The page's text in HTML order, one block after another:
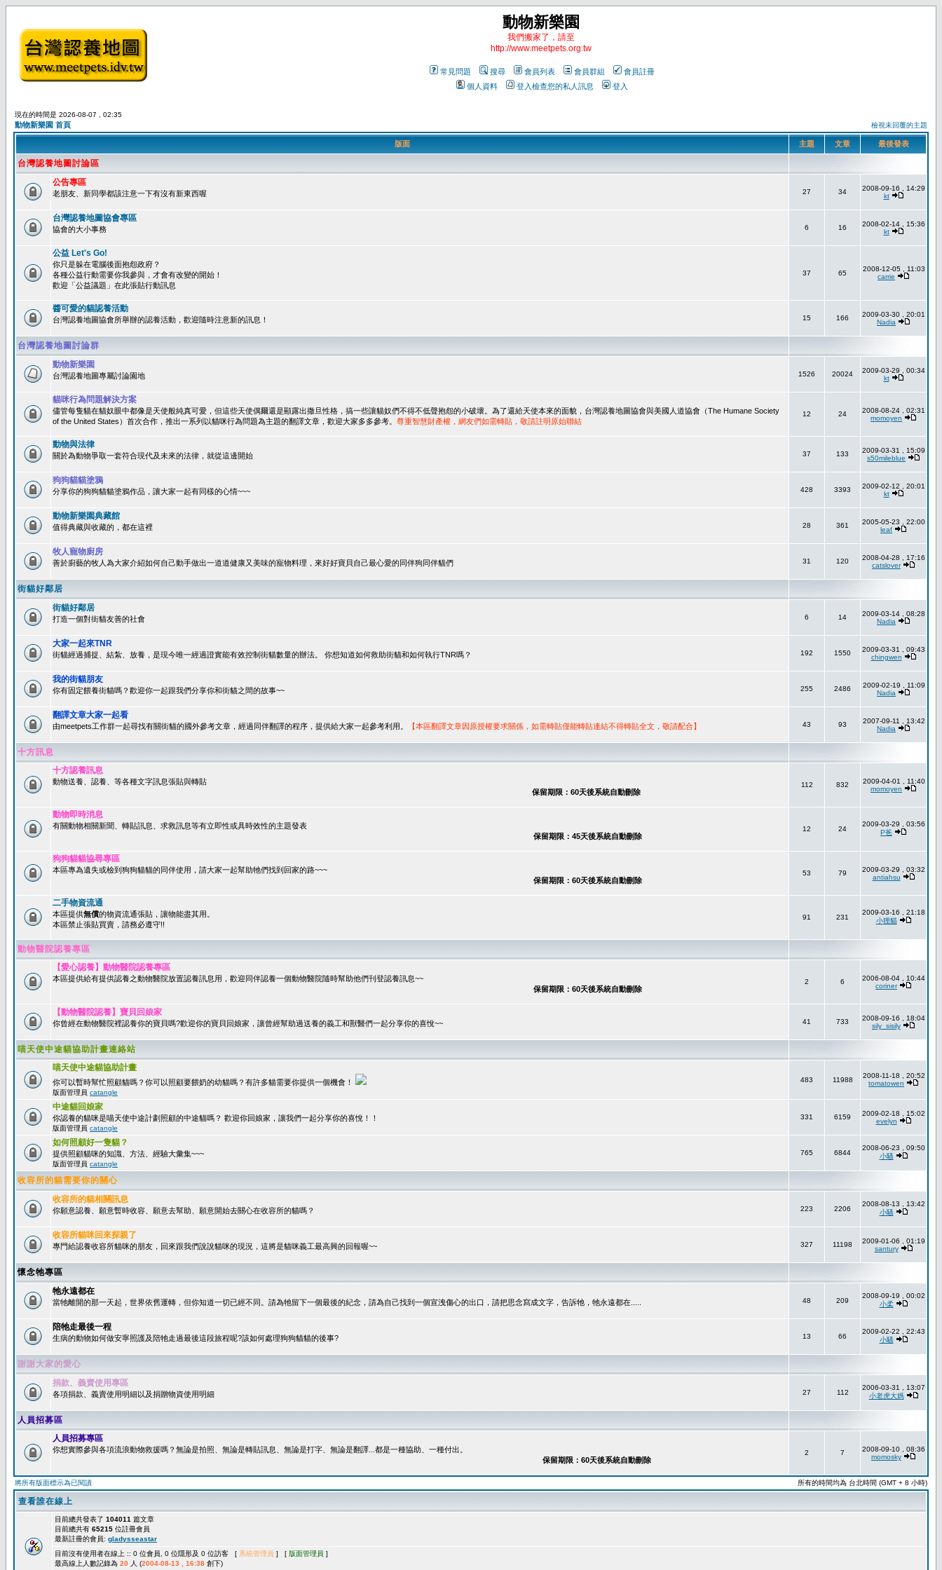
動物新樂園
我們搬家了，請至
http://www.meetpets.org.tw
常見問題 搜尋 會員列表 會員群組
會員註冊
個人資料
登入檢查您的私人訊息 登入
現在的時間是 2026-08-07 , 02:35
動物新樂園 首頁 檢視未回覆的主題
版面 主題 文章 最後發表
台灣認養地圖討論區
公告專區
老朋友、新同學都該注意一下有沒有新東西喔 27 34
2008-09-16 , 14:29
kt
台灣認養地圖協會專區
協會的大小事務 6 16
2008-02-14 , 15:36
kt
公益 Let's Go!
你只是躲在電腦後面抱怨政府？
各種公益行動需要你我參與，才會有改變的開始！
歡迎「公益議題」在此張貼行動訊息
37 65
2008-12-05 , 11:03
carrie
醬可愛的貓認養活動
台灣認養地圖協會所舉辦的認養活動，歡迎隨時注意新的訊息！ 15 166
2009-03-30 , 20:01
Nadia
台灣認養地圖討論群
動物新樂園
台灣認養地圖專屬討論園地 1526 20024
2009-03-29 , 00:34
kt
貓咪行為問題解決方案
儘管每隻貓在貓奴眼中都像是天使般純真可愛，但這些天使偶爾還是顯露出撒旦性格，搞一些讓貓奴們不得不低聲抱怨的小破壞。為了還給天使本來的面貌，台灣認養地圖協會與美國人道協會（The Humane Society
of the United States）首次合作，推出一系列以貓咪行為問題為主題的翻譯文章，歡迎大家多多參考。 尊重智慧財產權，網友們如需轉貼，敬請註明原始聯結
12 24
2008-08-24 , 02:31
momoyen
動物與法律
關於為動物爭取一套符合現代及未來的法律，就從這邊開始 37 133
2009-03-31 , 15:09
s50mileblue
狗狗貓貓塗鴉
分享你的狗狗貓貓塗鴉作品，讓大家一起有同樣的心情~~~ 428 3393
2009-02-12 , 20:01
kt
動物新樂園典藏館
值得典藏與收藏的，都在這裡 28 361
2005-05-23 , 22:00
leaf
牧人寵物廚房
善於廚藝的牧人為大家介紹如何自己動手做出一道道健康又美味的寵物料理，來好好寶貝自己最心愛的同伴狗同伴貓們 31 120
2008-04-28 , 17:16
catslover
街貓好鄰居
街貓好鄰居
打造一個對街貓友善的社會 6 14
2009-03-14 , 08:28
Nadia
大家一起來TNR
街貓經過捕捉、結紮、放養，是現今唯一經過證實能有效控制街貓數量的辦法。 你想知道如何救助街貓和如何執行TNR嗎？ 192 1550
2009-03-31 , 09:43
chingwen
我的街貓朋友
你有固定餵養街貓嗎？歡迎你一起跟我們分享你和街貓之間的故事~~ 255 2486
2009-02-19 , 11:09
Nadia
翻譯文章大家一起看
由meetpets工作群一起尋找有關街貓的國外參考文章，經過同伴翻譯的程序，提供給大家一起參考利用。 【本區翻譯文章因原授權要求關係，如需轉貼僅能轉貼連結不得轉貼全文，敬請配合】 43 93
2007-09-11 , 13:42
Nadia
十方訊息
十方認養訊息
動物送養、認養、等各種文字訊息張貼與轉貼
保留期限：60天後系統自動刪除
112 832
2009-04-01 , 11:40
momoyen
動物即時消息
有關動物相關新聞、轉貼訊息、求救訊息等有立即性或具時效性的主題發表
保留期限：45天後系統自動刪除
12 24
2009-03-29 , 03:56
P爸
狗狗貓貓協尋專區
本區專為遺失或檢到狗狗貓貓的同伴使用，請大家一起幫助牠們找到回家的路~~~
保留期限：60天後系統自動刪除
53 79
2009-03-29 , 03:32
antiahsu
二手物資流通
本區提供無償的物資流通張貼，讓物能盡其用。
本區禁止張貼買賣，請務必遵守!!
91 231
2009-03-16 , 21:18
小狸貓
動物醫院認養專區
【愛心認養】動物醫院認養專區
本區提供給有提供認養之動物醫院放置認養訊息用，歡迎同伴認養一個動物醫院隨時幫助他們刊登認養訊息~~
保留期限：60天後系統自動刪除
2 6
2006-08-04 , 10:44
coriner
【動物醫院認養】寶貝回娘家
你曾經在動物醫院裡認養你的寶貝嗎?歡迎你的寶貝回娘家，讓曾經幫助過送養的義工和獸醫們一起分享你的喜悅~~ 41 733
2008-09-16 , 18:04
sily_sisily
喵天使中途貓協助計畫連絡站
喵天使中途貓協助計畫
你可以暫時幫忙照顧貓嗎？你可以照顧要餵奶的幼貓嗎？有許多貓需要你提供一個機會！
版面管理員 catangle
483 11988
2008-11-18 , 20:52
tomatowen
中途貓回娘家
你認養的貓咪是喵天使中途計劃照顧的中途貓嗎？ 歡迎你回娘家，讓我們一起分享你的喜悅！！
版面管理員 catangle
331 6159
2009-02-18 , 15:02
evelyn
如何照顧好一隻貓？
提供照顧貓咪的知識、方法、經驗大彙集~~~
版面管理員 catangle
765 6844
2008-06-23 , 09:50
小騷
收容所的貓需要你的關心
收容所的貓相關訊息
你願意認養、願意暫時收容、願意去幫助、願意開始去關心在收容所的貓嗎？ 223 2206
2008-08-13 , 13:42
小騷
收容所貓咪回來探親了
專門給認養收容所貓咪的朋友，回來跟我們說說貓咪的現況，這將是貓咪義工最高興的回報喔~~ 327 11198
2009-01-06 , 01:19
santury
懷念牠專區
牠永遠都在
當牠離開的那一天起，世界依舊運轉，但你知道一切已經不同。請為牠留下一個最後的紀念，請為自己找到一個宣洩傷心的出口，請把思念寫成文字，告訴牠，牠永遠都在..... 48 209
2008-09-19 , 00:02
小柔
陪牠走最後一程
生病的動物如何做安寧照護及陪牠走過最後這段旅程呢?該如何處理狗狗貓貓的後事? 13 66
2009-02-22 , 22:43
小騷
謝謝大家的愛心
捐款、義賣使用專區
各項捐款、義賣使用明細以及捐贈物資使用明細 27 112
2006-03-31 , 13:07
小老虎大媽
人員招募區
人員招募專區
你想實際參與各項流浪動物救援嗎？無論是拍照、無論是轉貼訊息、無論是打字、無論是翻譯...都是一種協助、一種付出。
保留期限：60天後系統自動刪除
2 7
2008-09-10 , 08:36
momosky
將所有版面標示為已閱讀 所有的時間均為 台北時間 (GMT + 8 小時)
查看誰在線上
目前總共發表了 104011 篇文章
目前總共有 65215 位註冊會員
最新註冊的會員: gladysseastar
目前沒有使用者在線上 :: 0 位會員, 0 位隱形及 0 位訪客 [ 系統管理員 ] [ 版面管理員 ]
最高線上人數記錄為 20 人 (2004-08-13 , 16:38 創下)